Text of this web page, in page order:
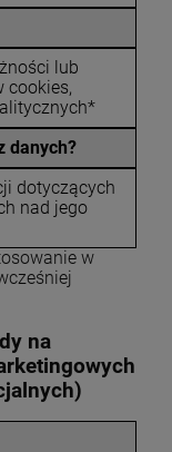
lub
cookies,
danych?
dotyczących
nad jego
w
na